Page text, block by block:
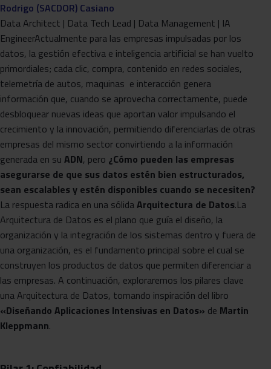
Rodrigo (SACDOR) Casiano
Data Architect | Data Tech Lead | Data Management | IA
EngineerActualmente para las empresas impulsadas por los
datos, la gestión efectiva e inteligencia artificial se han vuelto
primordiales; cada clic, compra, contenido en redes sociales,
telemetría de autos, maquinas e interacción genera
información que, cuando se aprovecha correctamente, puede
desbloquear nuevas ideas que aportan valor impulsando el
crecimiento y la innovación, permitiendo diferenciarlas de otras
empresas del mismo sector convirtiendo a la información
generada en su ADN, pero ¿Cómo pueden las empresas
asegurarse de que sus datos estén bien estructurados,
sean escalables y estén disponibles cuando se necesiten?
La respuesta radica en una sólidaArquitectura de Datos.La
Arquitectura de Datos es el plano que guía el diseño, la
organización y la integración de los sistemas dentro y fuera de
una organización, es el fundamento principal sobre el cual se
construyen los productos de datos que permiten diferenciar a
las empresas. A continuación, exploraremos los pilares clave
una Arquitectura de Datos, tomando inspiración del libro
«Diseñando Aplicaciones Intensivas en Datos» de Martin
Kleppmann.